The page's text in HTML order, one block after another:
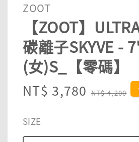
ZOOT
【ZOOT】
碳離子SKYVE -
(女)S_【零碼】
Sale
NT$ 3,780 NT$ 4,200
SIZE